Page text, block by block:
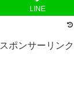
LINE
スポンサーリンク